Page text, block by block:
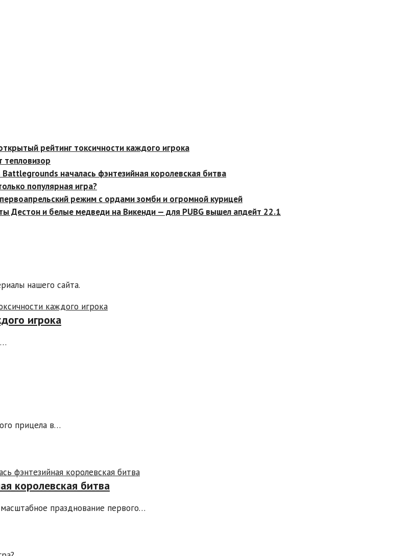
рейтинг токсичности каждого игрока
началась фэнтезийная королевская битва
популярная игра?
режим с ордами зомби и огромной курицей
и белые медведи на Викенди — для PUBG вышел апдейт 22.1
нашего сайта.
игрока
прицела в…
королевская битва
празднование первого…